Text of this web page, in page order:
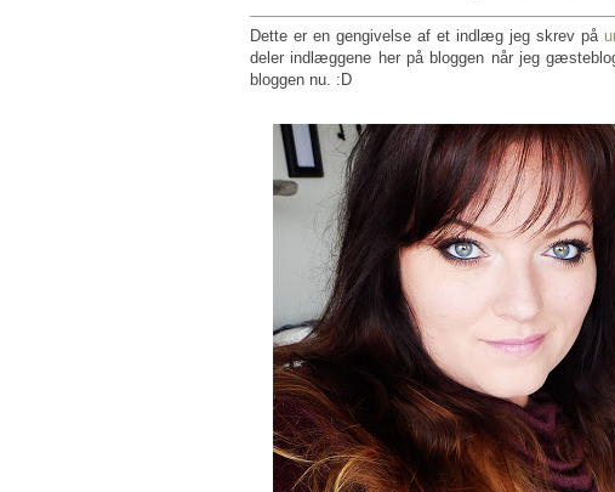
Dette er en gengivelse af et indlæg jeg skrev på
deler indlæggene her på bloggen når jeg
bloggen nu. :D